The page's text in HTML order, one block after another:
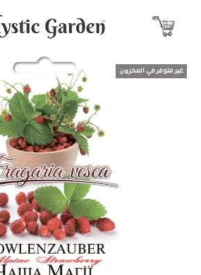
غير متوفر في المخزون